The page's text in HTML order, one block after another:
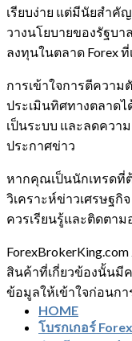
เรียบง่าย แต่มีนัยสำคั
วางนโยบายของรัฐบ
ลงทุนในตลาด Forex
การเข้าใจการตีควา
ประเมินทิศทางตลาดไ
เป็นระบบ และลดควา
ประกาศข่าว
หากคุณเป็นนักเทรดที่
วิเคราะห์ข่าวเศรษฐกิ
ควรเรียนรู้และติดตาม
สินค้าที่เกี่ยวข้องนั้นมี
ข้อมูลให้เข้าใจก่อนก
HOME
โบรกเกอร์